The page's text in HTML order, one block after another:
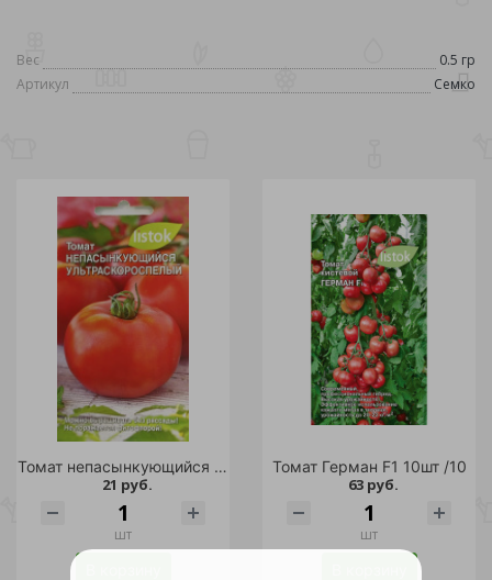
Вес
0.5 гр
Артикул
Семко
Томат непасынкующийся Ультраскороспелый 20шт /10
21 руб.
шт
Томат Герман F1 10шт /10
63 руб.
шт